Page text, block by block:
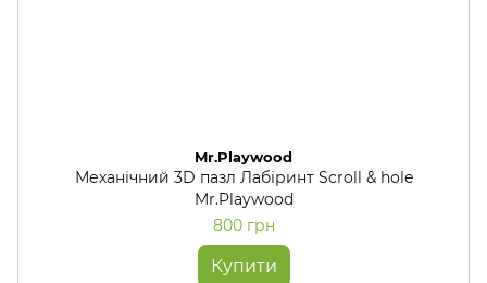
Mr.Playwood
Механічний 3D пазл Лабіринт Scroll & hole
Mr.Playwood
800 грн
Купити